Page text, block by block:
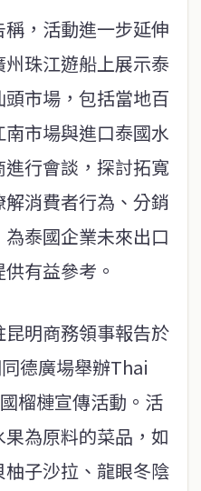
，活動進一步延伸
珠江遊船上展示泰
市場，包括當地百
市場與進口泰國水
行會談，探討拓寬
消費者行為、分銷
泰國企業未來出口
有益參考。
明商務領事報告於
德廣場舉辦Thai
榴槤宣傳活動。活
為原料的菜品，如
子沙拉、龍眼冬陰